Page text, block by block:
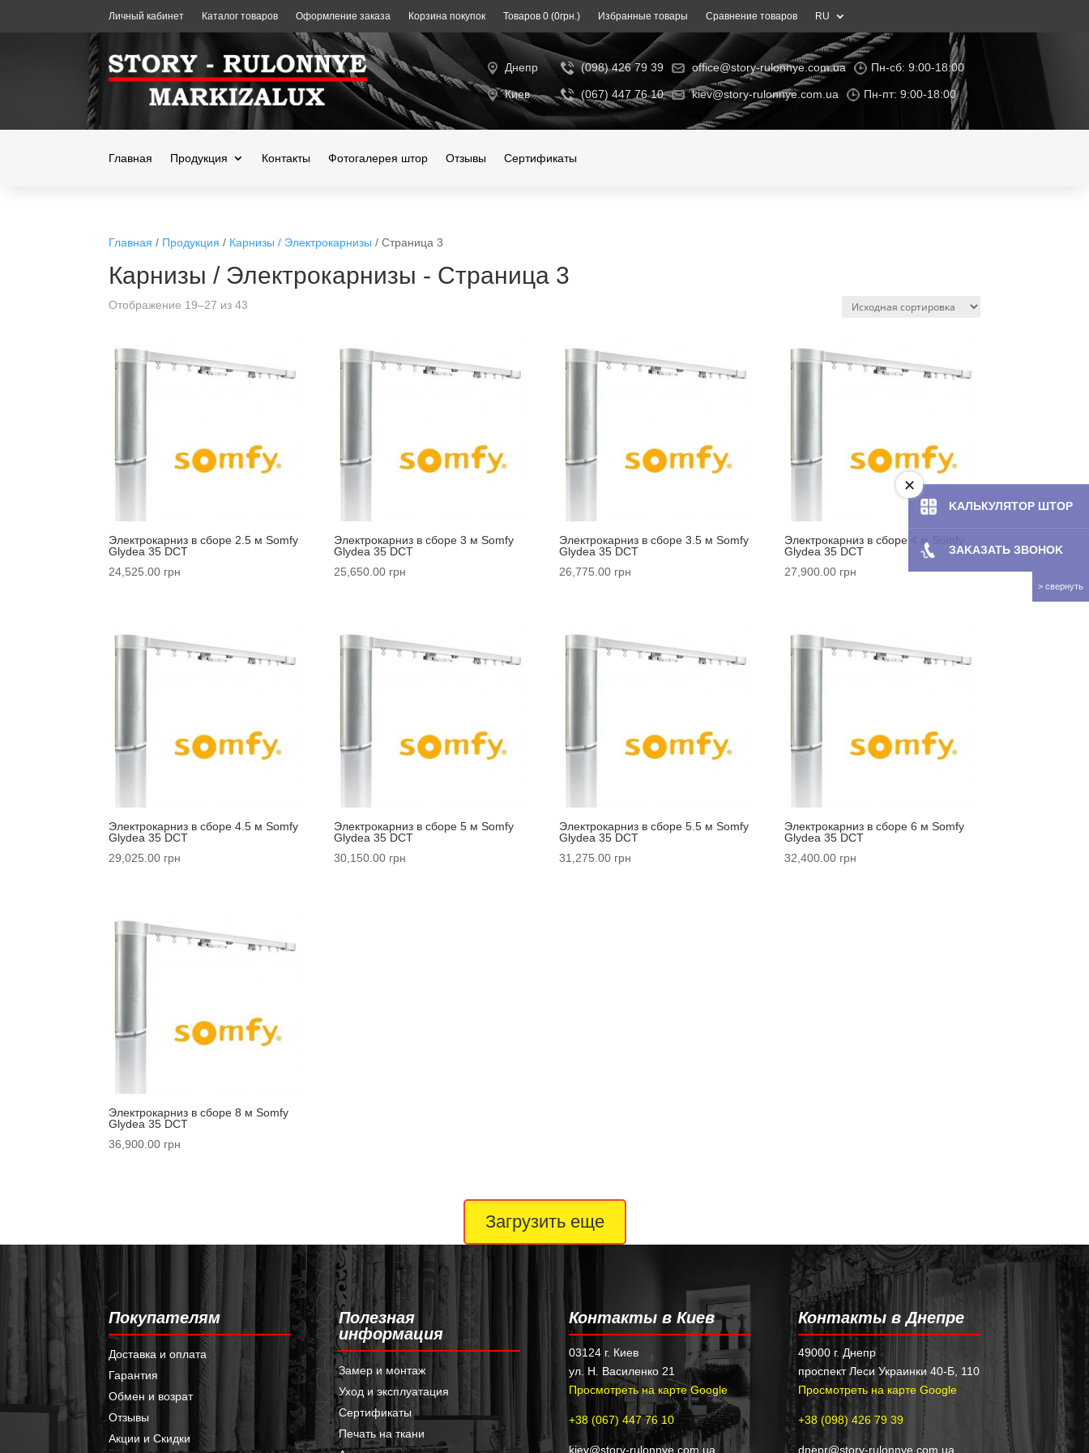
Личный кабинет Каталог товаров Оформление заказа Корзина покупок Toвapoв 0 (0гpн.) Избранные товары Сравнение товаров RU
Днепр (098) 426 79 39 office@story-rulonnye.com.ua Пн-сб: 9:00-18:00
Киев (067) 447 76 10 kiev@story-rulonnye.com.ua Пн-пт: 9:00-18:00
Главная Продукция Контакты Фотогалерея штор Отзывы Сертификаты
Главная / Продукция / Карнизы / Электрокарнизы / Страница 3
Карнизы / Электрокарнизы - Страница 3
Отображение 19–27 из 43
Электрокарниз в сборе 2.5 м Somfy
Glydea 35 DCT
24,525.00 грн
Электрокарниз в сборе 3 м Somfy
Glydea 35 DCT
25,650.00 грн
Электрокарниз в сборе 3.5 м Somfy
Glydea 35 DCT
26,775.00 грн
Электрокарниз в сборе 4 м Somfy
Glydea 35 DCT
27,900.00 грн
Электрокарниз в сборе 4.5 м Somfy
Glydea 35 DCT
29,025.00 грн
Электрокарниз в сборе 5 м Somfy
Glydea 35 DCT
30,150.00 грн
Электрокарниз в сборе 5.5 м Somfy
Glydea 35 DCT
31,275.00 грн
Электрокарниз в сборе 6 м Somfy
Glydea 35 DCT
32,400.00 грн
Электрокарниз в сборе 8 м Somfy
Glydea 35 DCT
36,900.00 грн
Загрузить еще
Покупателям
Доставка и оплата
Гарантия
Обмен и возрат
Отзывы
Акции и Скидки
Полезная
информация
Замер и монтаж
Уход и эксплуатация
Сертификаты
Печать на ткани
Контакты в Киев
03124 г. Киев
ул. Н. Василенко 21
Просмотреть на карте Google
+38 (067) 447 76 10
kiev@story-rulonnye.com.ua
Контакты в Днепре
49000 г. Днепр
проспект Леси Украинки 40-Б, 110
Просмотреть на карте Google
+38 (098) 426 79 39
dnepr@story-rulonnye.com.ua
KAЛЬКУЛЯТOP ШТОР
ЗAKAЗATЬ ЗBOHOK